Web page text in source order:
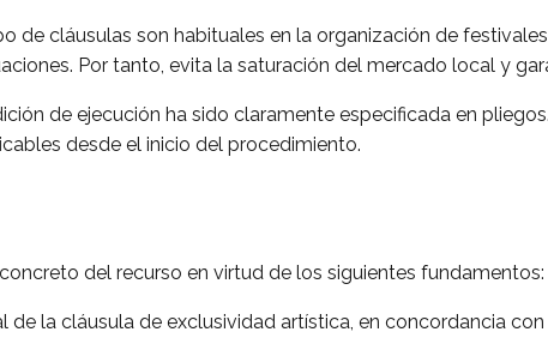
de cláusulas son habituales en la organización de
Por tanto, evita la saturación del mercado local y
de ejecución ha sido claramente especificada en
desde el inicio del procedimiento.
del recurso en virtud de los siguientes fundamentos:
de la cláusula de exclusividad artística, en concordancia